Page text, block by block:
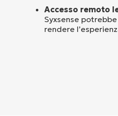
Accesso remoto
Syxsense
rendere